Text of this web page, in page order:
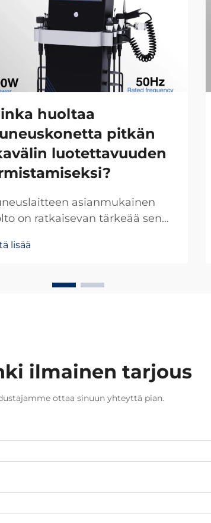
huoltaa
pitkän
luotettavuuden
asianmukainen
on ratkaisevan tärkeää sen
käyttöiän pidentämisen
sijoituksen
käytännössä...
lisää
ilmainen tarjous
ottaa sinuun yhteyttä pian.